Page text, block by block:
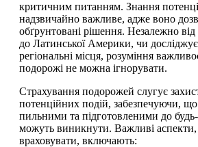
критичним питанням. Знання
надзвичайно важливе, адже воно
обґрунтовані рішення. Незалежно від
до Латинської Америки, чи
регіональні місця, розуміння
подорожі не можна ігнорувати.
Страхування подорожей слугує
потенційних подій, забезпечуючи,
пильними та підготовленими до
можуть виникнути. Важливі аспекти,
враховувати, включають: